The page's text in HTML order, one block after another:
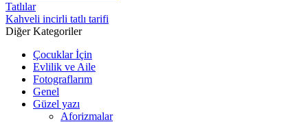
Tatlılar
Kahveli incirli tatlı tarifi
Diğer Kategoriler
Çocuklar İçin
Evlilik ve Aile
Fotograflarım
Genel
Güzel yazı
Aforizmalar